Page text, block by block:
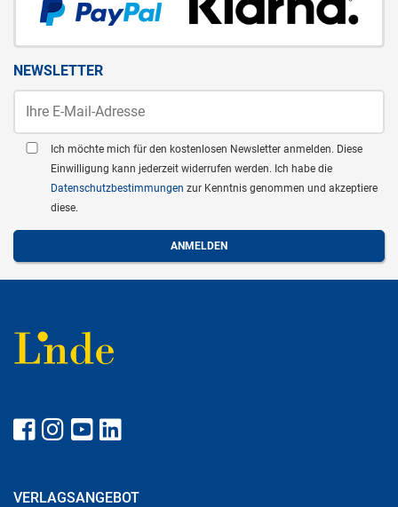
NEWSLETTER
Ich möchte mich für den kostenlosen Newsletter anmelden. Diese
Einwilligung kann jederzeit widerrufen werden. Ich habe die
Datenschutzbestimmungen zur Kenntnis genommen und akzeptiere
diese.
VERLAGSANGEBOT